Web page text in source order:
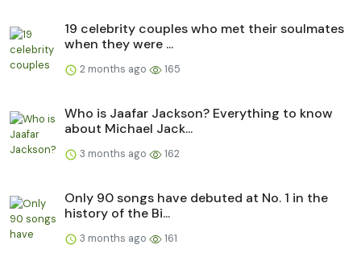
19 celebrity couples who met their soulmates
when they were ...
2 months ago 165
Who is Jaafar Jackson? Everything to know
about Michael Jack...
3 months ago 162
Only 90 songs have debuted at No. 1 in the
history of the Bi...
3 months ago 161